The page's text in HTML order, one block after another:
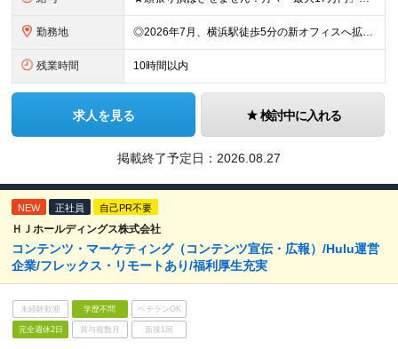
勤務地 ◎2026年7月、横浜駅徒歩5分の新オフィスへ拡大移転！ ◎転勤なし！U・Iターンも歓迎 ◎横浜駅から徒歩6分の好アクセス ≪本社≫ 神奈川県横浜市神奈川区金港町7−3 ★2026年7月より、横浜
残業時間 10時間以内
求人を見る 検討中に入れる
掲載終了予定日： 2026.08.27
NEW 正社員 自己PR不要
ＨＪホールディングス株式会社
コンテンツ・マーケティング（コンテンツ宣伝・広報）/Hulu運営
企業/フレックス・リモートあり/福利厚生充実
未経験歓迎 学歴不問 ベテランOK
完全週休2日 賞与複数月 面接1回